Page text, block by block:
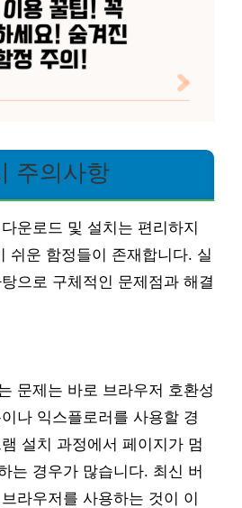
주의사항
운로드 및 설치는 편리하지
쉬운 함정들이 존재합니다. 실
으로 구체적인 문제점과 해결
문제는 바로 브라우저 호환성
나 익스플로러를 사용할 경
설치 과정에서 페이지가 멈
는 경우가 많습니다. 최신 버
라우저를 사용하는 것이 이